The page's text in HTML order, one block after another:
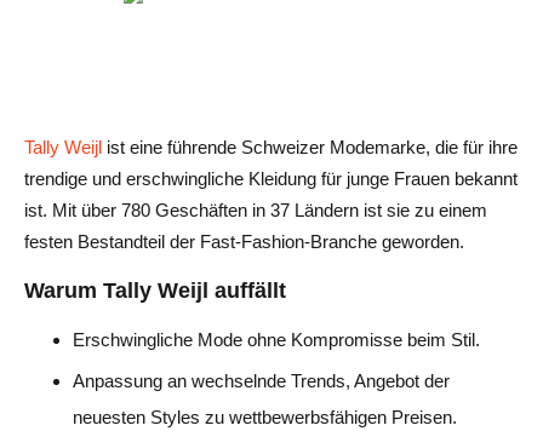
Tally Weijl ist eine führende Schweizer Modemarke, die für ihre
trendige und erschwingliche Kleidung für junge Frauen bekannt
ist. Mit über 780 Geschäften in 37 Ländern ist sie zu einem
festen Bestandteil der Fast-Fashion-Branche geworden.
Warum Tally Weijl auffällt
Erschwingliche Mode ohne Kompromisse beim Stil.
Anpassung an wechselnde Trends, Angebot der
neuesten Styles zu wettbewerbsfähigen Preisen.